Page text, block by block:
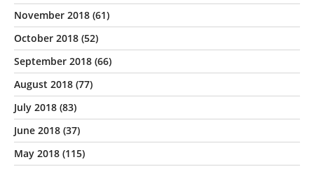
November 2018 (61)
October 2018 (52)
September 2018 (66)
August 2018 (77)
July 2018 (83)
June 2018 (37)
May 2018 (115)